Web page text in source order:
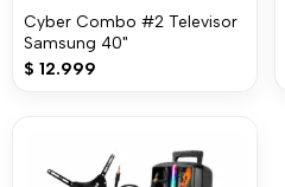
Cyber Combo #2 Televisor
Samsung 40"
$ 12.999